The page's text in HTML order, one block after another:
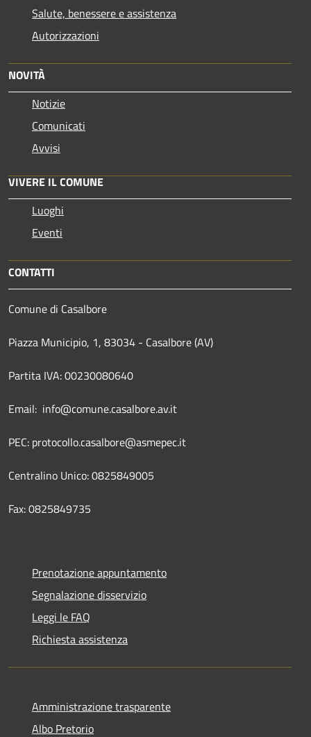
Salute, benessere e assistenza
Autorizzazioni
NOVITÀ
Notizie
Comunicati
Avvisi
VIVERE IL COMUNE
Luoghi
Eventi
CONTATTI
Comune di Casalbore
Piazza Municipio, 1, 83034 - Casalbore (AV)
Partita IVA: 00230080640
Email: info@comune.casalbore.av.it
PEC: protocollo.casalbore@asmepec.it
Centralino Unico: 0825849005
Fax: 0825849735
Prenotazione appuntamento
Segnalazione disservizio
Leggi le FAQ
Richiesta assistenza
Amministrazione trasparente
Albo Pretorio